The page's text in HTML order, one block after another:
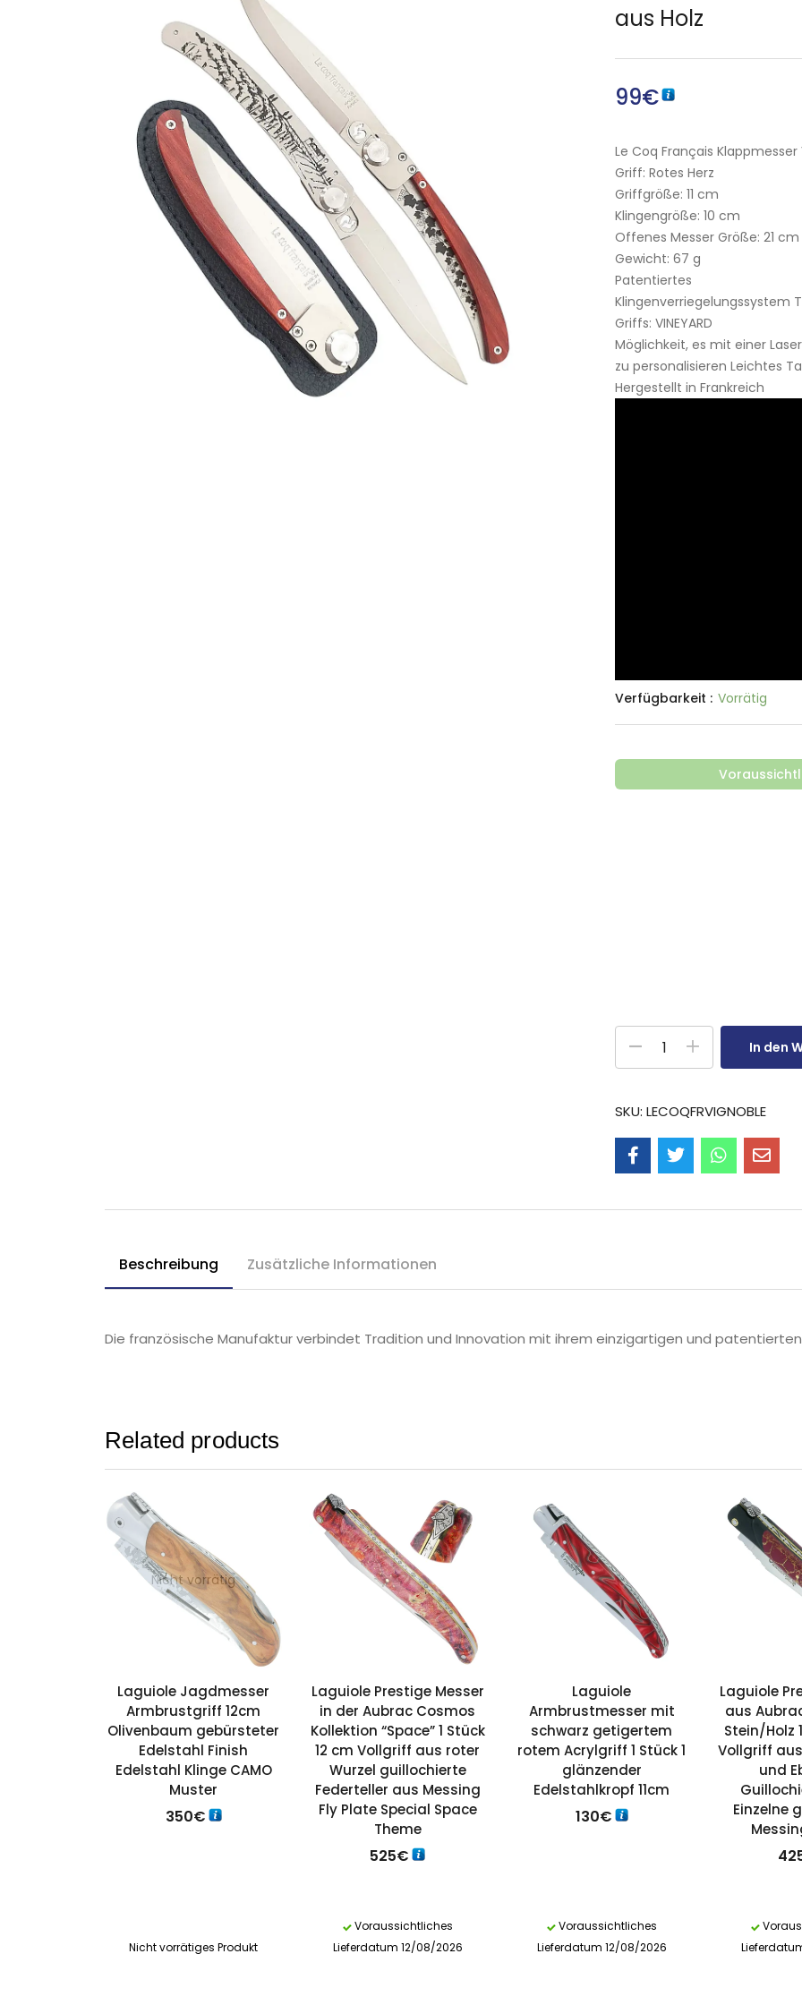
aus Holz
99€
Le Coq Français Klappmesser
Griff: Rotes Herz
Griffgröße: 11 cm
Klingengröße: 10 cm
Offenes Messer Größe: 21 cm
Gewicht: 67 g
Patentiertes
Klingenverriegelungssystem
Griffs: VINEYARD
Möglichkeit, es mit einer
zu personalisieren Leichtes
Hergestellt in Frankreich
Verfügbarkeit : Vorrätig
In den
SKU: LECOQFRVIGNOBLE
Beschreibung Zusätzliche Informationen
Die französische Manufaktur verbindet Tradition und Innovation mit ihrem einzigartigen und
Related products
Nicht vorrätig
Laguiole Jagdmesser
Armbrustgriff 12cm
Olivenbaum gebürsteter
Edelstahl Finish
Edelstahl Klinge CAMO
Muster
350€
Nicht vorrätiges Produkt
Laguiole Prestige Messer
in der Aubrac Cosmos
Kollektion “Space” 1 Stück
12 cm Vollgriff aus roter
Wurzel guillochierte
Federteller aus Messing
Fly Plate Special Space
Theme
525€
Voraussichtliches
Lieferdatum 12/08/2026
Laguiole
Armbrustmesser mit
schwarz getigertem
rotem Acrylgriff 1 Stück 1
glänzender
Edelstahlkropf 11cm
130€
Voraussichtliches
Lieferdatum 12/08/2026
Laguiole
aus
Stein/Holz
Vollgriff
und
Einzelne